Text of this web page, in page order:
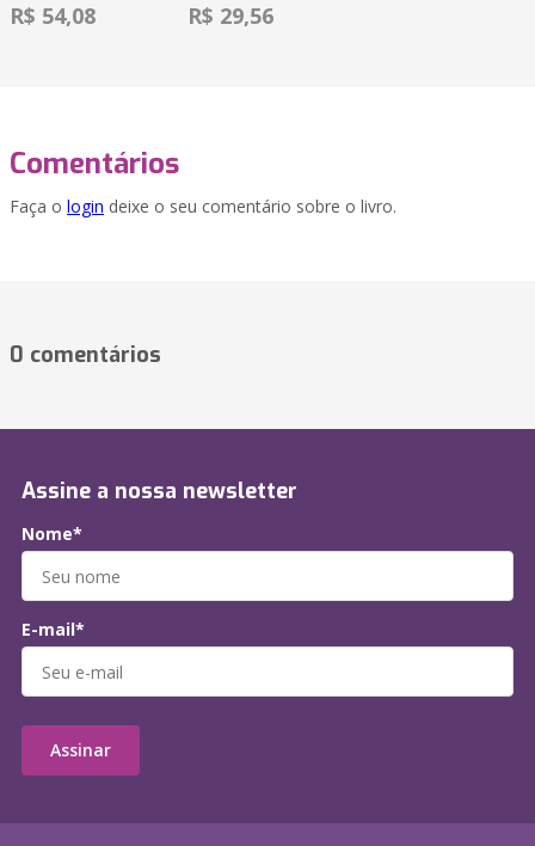
R$ 54,08 R$ 29,56
Comentários
Faça o login deixe o seu comentário sobre o livro.
0 comentários
Assine a nossa newsletter
Nome*
E-mail*
Assinar